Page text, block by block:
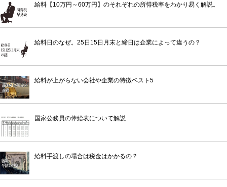
給料【10万円～60万円】のそれぞれの所得税率をわかり易く解説。
給料日のなぜ。25日15日月末と締日は企業によって違うの？
給料が上がらない会社や企業の特徴ベスト5
国家公務員の俸給表について解説
給料手渡しの場合は税金はかかるの？